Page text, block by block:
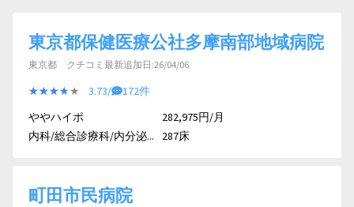
東京都保健医療公社多摩南部地域病院
東京都 クチコミ最新追加日:26/04/06
★★★★★
★★★★★ 3.73/
172件
ややハイポ
内科/総合診療科/内分泌...
282,975円/月
287床
町田市民病院